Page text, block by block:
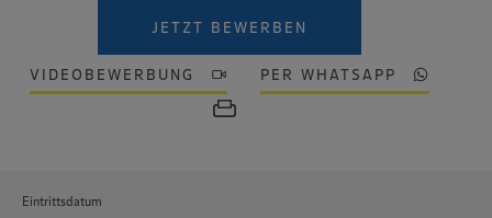
JETZT BEWERBEN
VIDEOBEWERBUNG PER WHATSAPP
Eintrittsdatum